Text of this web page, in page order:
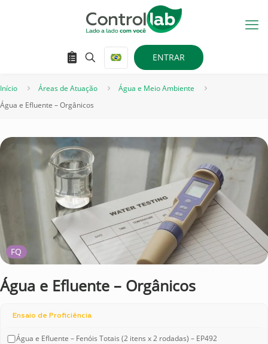
ENTRAR
Início Áreas de Atuação
Água e Meio Ambiente
Água e Efluente – Orgânicos
FQ
Água e Efluente – Orgânicos
Ensaio de Proficiência
Água e Efluente – Fenóis Totais (2 itens x 2 rodadas) – EP492